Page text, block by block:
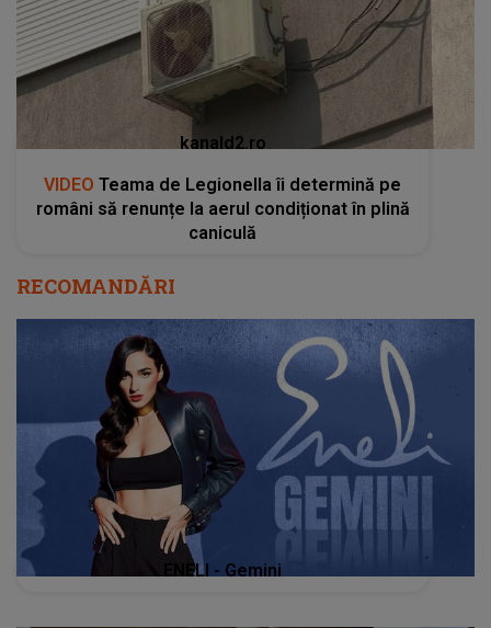
kanald2.ro
VIDEO Teama de Legionella îi determină pe
români să renunțe la aerul condiționat în plină
caniculă
RECOMANDĂRI
ENELI - Gemini